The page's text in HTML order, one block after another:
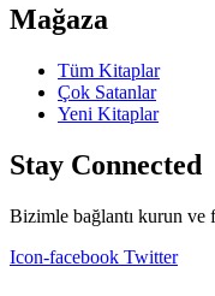
Mağaza
Tüm Kitaplar
Çok Satanlar
Yeni Kitaplar
Stay Connected
Bizimle bağlantı kurun ve
Icon-facebook Twitter